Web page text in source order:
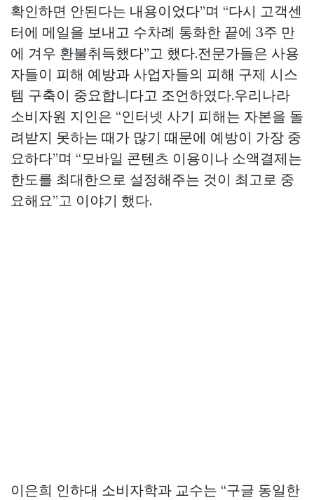
확인하면 안된다는 내용이었다”며 “다시 고객센
터에 메일을 보내고 수차례 통화한 끝에 3주 만
에 겨우 환불취득했다”고 했다.전문가들은 사용
자들이 피해 예방과 사업자들의 피해 구제 시스
템 구축이 중요합니다고 조언하였다.우리나라
소비자원 지인은 “인터넷 사기 피해는 자본을 돌
려받지 못하는 때가 많기 때문에 예방이 가장 중
요하다”며 “모바일 콘텐츠 이용이나 소액결제는
한도를 최대한으로 설정해주는 것이 최고로 중
요해요”고 이야기 했다.
이은희 인하대 소비자학과 교수는 “구글 동일한